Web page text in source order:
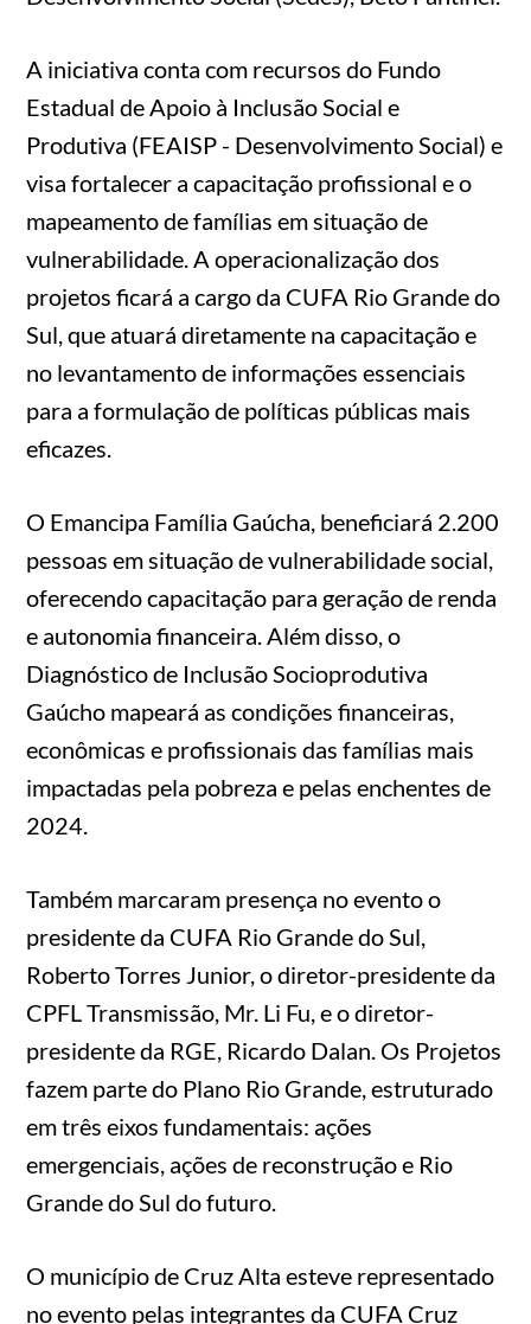
A iniciativa conta com recursos do Fundo
Estadual de Apoio à Inclusão Social e
Produtiva (FEAISP - Desenvolvimento Social) e
visa fortalecer a capacitação profissional e o
mapeamento de famílias em situação de
vulnerabilidade. A operacionalização dos
projetos ficará a cargo da CUFA Rio Grande do
Sul, que atuará diretamente na capacitação e
no levantamento de informações essenciais
para a formulação de políticas públicas mais
eficazes.
O Emancipa Família Gaúcha, beneficiará 2.200
pessoas em situação de vulnerabilidade social,
oferecendo capacitação para geração de renda
e autonomia financeira. Além disso, o
Diagnóstico de Inclusão Socioprodutiva
Gaúcho mapeará as condições financeiras,
econômicas e profissionais das famílias mais
impactadas pela pobreza e pelas enchentes de
2024.
Também marcaram presença no evento o
presidente da CUFA Rio Grande do Sul,
Roberto Torres Junior, o diretor-presidente da
CPFL Transmissão, Mr. Li Fu, e o diretor-
presidente da RGE, Ricardo Dalan. Os Projetos
fazem parte do Plano Rio Grande, estruturado
em três eixos fundamentais: ações
emergenciais, ações de reconstrução e Rio
Grande do Sul do futuro.
O município de Cruz Alta esteve representado
no evento pelas integrantes da CUFA Cruz